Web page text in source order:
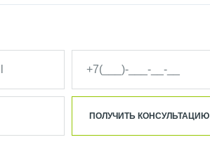
ПОЛУЧИТЬ КОНСУЛЬТАЦИЮ